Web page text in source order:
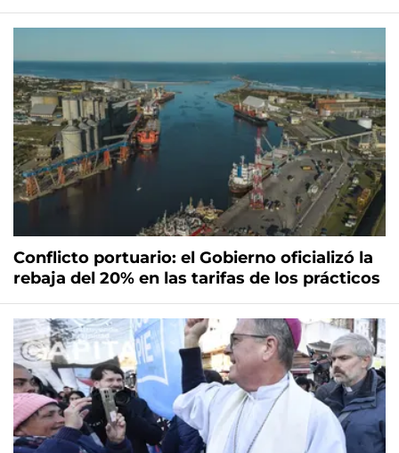
Conflicto portuario: el Gobierno oficializó la
rebaja del 20% en las tarifas de los prácticos